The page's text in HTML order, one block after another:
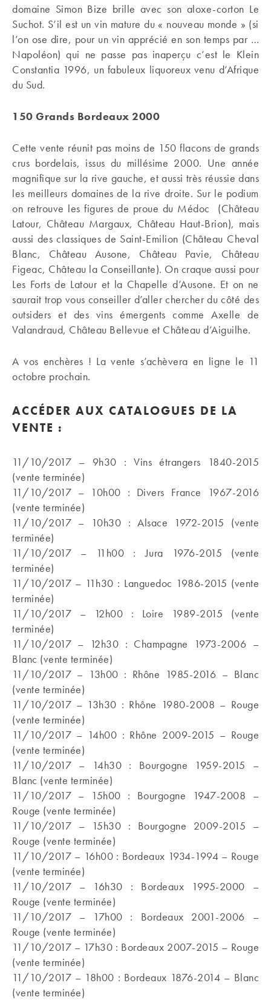
domaine Simon Bize brille avec son aloxe-corton Le
Suchot. S’il est un vin mature du « nouveau monde » (si
l’on ose dire, pour un vin apprécié en son temps par …
Napoléon) qui ne passe pas inaperçu c’est le Klein
Constantia 1996, un fabuleux liquoreux venu d’Afrique
du Sud.
150 Grands Bordeaux 2000
Cette vente réunit pas moins de 150 flacons de grands
crus bordelais, issus du millésime 2000. Une année
magnifique sur la rive gauche, et aussi très réussie dans
les meilleurs domaines de la rive droite. Sur le podium
on retrouve les figures de proue du Médoc (Château
Latour, Château Margaux, Château Haut-Brion), mais
aussi des classiques de Saint-Emilion (Château Cheval
Blanc, Château Ausone, Château Pavie, Château
Figeac, Château la Conseillante). On craque aussi pour
Les Forts de Latour et la Chapelle d’Ausone. Et on ne
saurait trop vous conseiller d’aller chercher du côté des
outsiders et des vins émergents comme Axelle de
Valandraud, Château Bellevue et Château d’Aiguilhe.
A vos enchères ! La vente s’achèvera en ligne le 11
octobre prochain.
ACCÉDER AUX CATALOGUES DE LA
VENTE :
11/10/2017 – 9h30 : Vins étrangers 1840-2015
(vente terminée)
11/10/2017 – 10h00 : Divers France 1967-2016
(vente terminée)
11/10/2017 – 10h30 : Alsace 1972-2015 (vente
terminée)
11/10/2017 – 11h00 : Jura 1976-2015 (vente
terminée)
11/10/2017 – 11h30 : Languedoc 1986-2015 (vente
terminée)
11/10/2017 – 12h00 : Loire 1989-2015 (vente
terminée)
11/10/2017 – 12h30 : Champagne 1973-2006 –
Blanc (vente terminée)
11/10/2017 – 13h00 : Rhône 1985-2016 – Blanc
(vente terminée)
11/10/2017 – 13h30 : Rhône 1980-2008 – Rouge
(vente terminée)
11/10/2017 – 14h00 : Rhône 2009-2015 – Rouge
(vente terminée)
11/10/2017 – 14h30 : Bourgogne 1959-2015 –
Blanc (vente terminée)
11/10/2017 – 15h00 : Bourgogne 1947-2008 –
Rouge (vente terminée)
11/10/2017 – 15h30 : Bourgogne 2009-2015 –
Rouge (vente terminée)
11/10/2017 – 16h00 : Bordeaux 1934-1994 – Rouge
(vente terminée)
11/10/2017 – 16h30 : Bordeaux 1995-2000 –
Rouge (vente terminée)
11/10/2017 – 17h00 : Bordeaux 2001-2006 –
Rouge (vente terminée)
11/10/2017 – 17h30 : Bordeaux 2007-2015 – Rouge
(vente terminée)
11/10/2017 – 18h00 : Bordeaux 1876-2014 – Blanc
(vente terminée)